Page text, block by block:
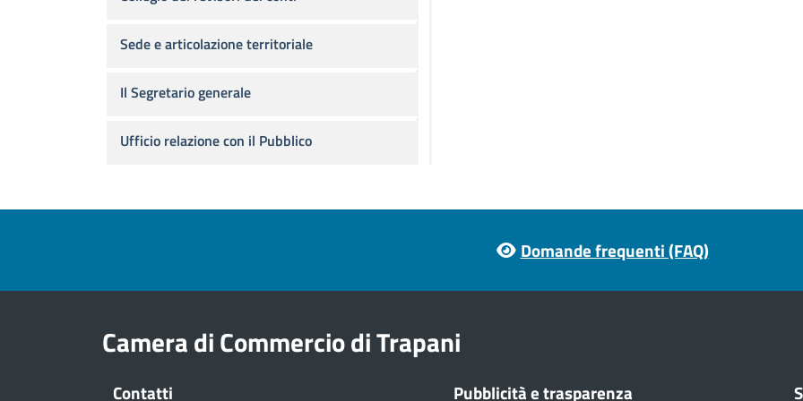
Sede e articolazione territoriale
Il Segretario generale
Ufficio relazione con il Pubblico
Domande frequenti (FAQ)
Camera di Commercio di Trapani
Contatti Pubblicità e trasparenza